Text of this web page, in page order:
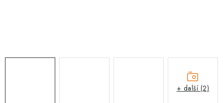
O nás Kontakty
Doprava a platba
+ další (2)